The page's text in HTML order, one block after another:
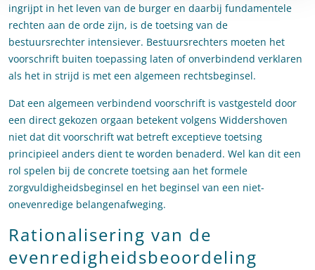
ingrijpt in het leven van de burger en daarbij fundamentele
rechten aan de orde zijn, is de toetsing van de
bestuursrechter intensiever. Bestuursrechters moeten het
voorschrift buiten toepassing laten of onverbindend verklaren
als het in strijd is met een algemeen rechtsbeginsel.
Dat een algemeen verbindend voorschrift is vastgesteld door
een direct gekozen orgaan betekent volgens Widdershoven
niet dat dit voorschrift wat betreft exceptieve toetsing
principieel anders dient te worden benaderd. Wel kan dit een
rol spelen bij de concrete toetsing aan het formele
zorgvuldigheidsbeginsel en het beginsel van een niet-
onevenredige belangenafweging.
Rationalisering van de
evenredigheidsbeoordeling